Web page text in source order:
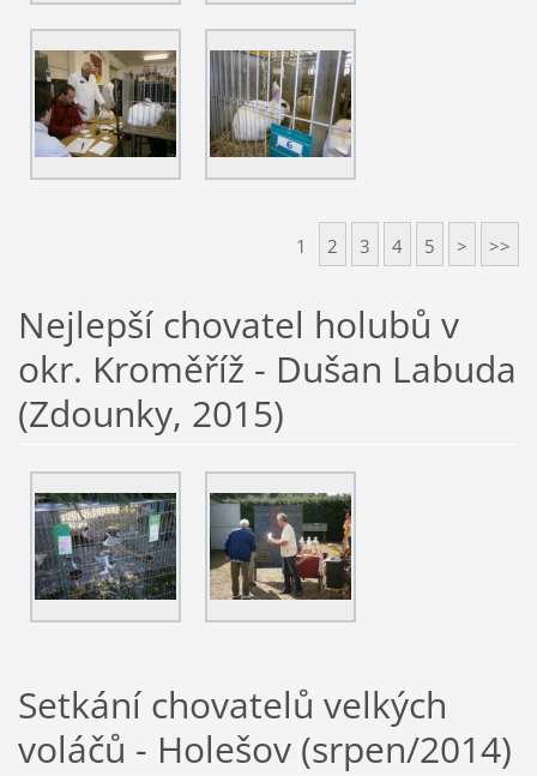
1 2 3 4 5 > >>
Nejlepší chovatel holubů v
okr. Kroměříž - Dušan Labuda
(Zdounky, 2015)
Setkání chovatelů velkých
voláčů - Holešov (srpen/2014)